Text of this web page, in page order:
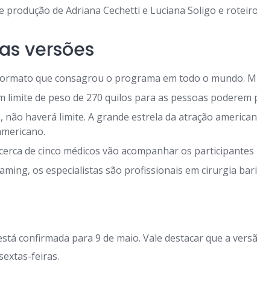
produção de Adriana Cechetti e Luciana Soligo e
versões
que consagrou o programa em todo o mundo.
limite de peso de 270 quilos para as pessoas poderem
haverá limite. A grande estrela da atração
de cinco médicos vão acompanhar os
os especialistas são profissionais em cirurgia
confirmada para 9 de maio. Vale destacar que a
feiras.